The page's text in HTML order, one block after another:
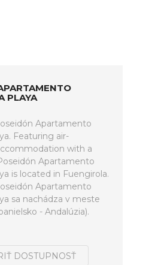
PLAYA
Apartamento
Featuring air-
with a
Apartamento
is located in Fuengirola.
Apartamento
sa nachádza v meste
- Andalúzia).
DOSTUPNOSŤ